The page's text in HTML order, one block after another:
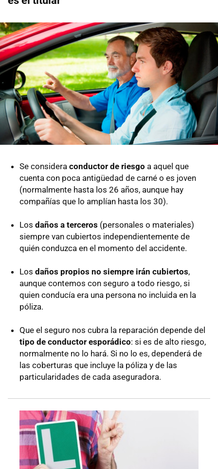
Se considera conductor de riesgo a aquel que
cuenta con poca antigüedad de carné o es joven
(normalmente hasta los 26 años, aunque hay
compañías que lo amplían hasta los 30).
Los daños a terceros (personales o materiales)
siempre van cubiertos independientemente de
quién conduzca en el momento del accidente.
Los daños propios no siempre irán cubiertos,
aunque contemos con seguro a todo riesgo, si
quien conducía era una persona no incluida en la
póliza.
Que el seguro nos cubra la reparación depende del
tipo de conductor esporádico: si es de alto riesgo,
normalmente no lo hará. Si no lo es, dependerá de
las coberturas que incluye la póliza y de las
particularidades de cada aseguradora.